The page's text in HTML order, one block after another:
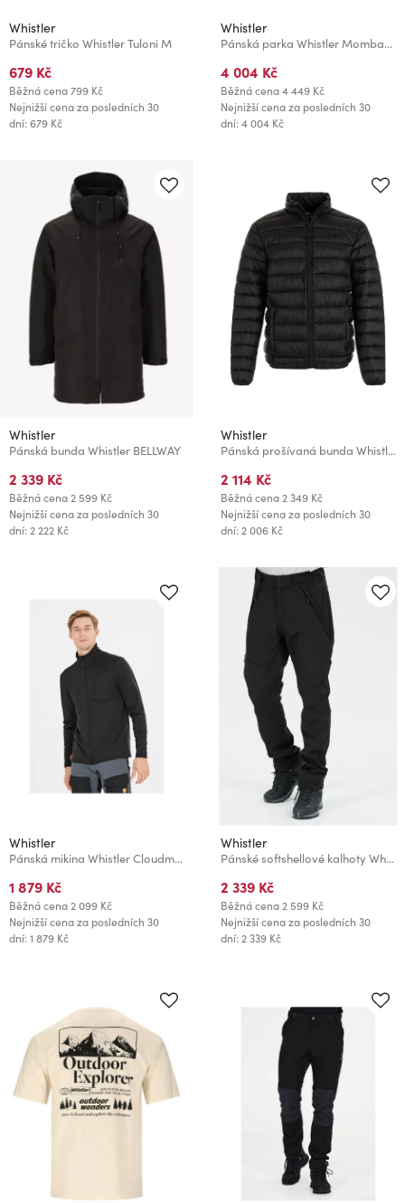
Whistler
Pánské tričko Whistler Tuloni M
679 Kč
Běžná cena799 Kč
Nejnižší cena za posledních 30
dní: 679 Kč
Whistler
Pánská parka Whistler Mombay M
4 004 Kč
Běžná cena4 449 Kč
Nejnižší cena za posledních 30
dní: 4 004 Kč
Whistler
Pánská bunda Whistler BELLWAY
2 339 Kč
Běžná cena2 599 Kč
Nejnižší cena za posledních 30
dní: 2 222 Kč
Whistler
Pánská prošívaná bunda Whistler Leopold M
2 114 Kč
Běžná cena2 349 Kč
Nejnižší cena za posledních 30
dní: 2 006 Kč
Whistler
Pánská mikina Whistler Cloudmont
1 879 Kč
Běžná cena2 099 Kč
Nejnižší cena za posledních 30
dní: 1 879 Kč
Whistler
Pánské softshellové kalhoty Whistler FINNEGAN Velikost:
2 339 Kč
Běžná cena2 599 Kč
Nejnižší cena za posledních 30
dní: 2 339 Kč